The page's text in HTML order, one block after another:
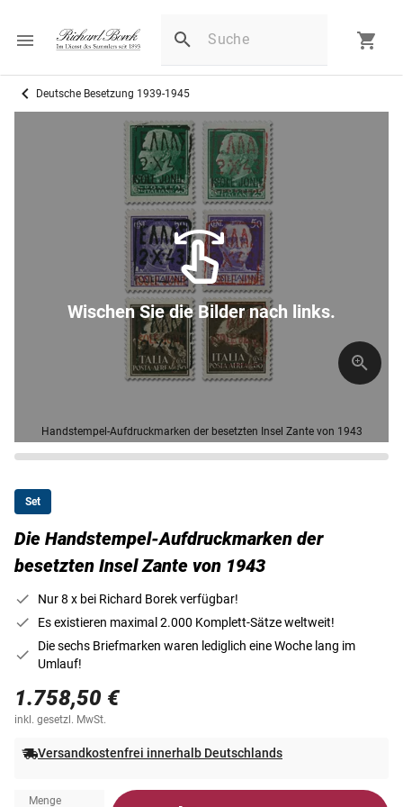
Deutsche Besetzung 1939-1945
Handstempel-Aufdruckmarken der besetzten Insel Zante von 1943
Wischen Sie die Bilder nach links.
Set
Die Handstempel-Aufdruckmarken der
besetzten Insel Zante von 1943
Nur 8 x bei Richard Borek verfügbar!
Es existieren maximal 2.000 Komplett-Sätze weltweit!
Die sechs Briefmarken waren lediglich eine Woche lang im
Umlauf!
1.758,50 €
inkl. gesetzl. MwSt.
Versandkostenfrei innerhalb Deutschlands
Menge